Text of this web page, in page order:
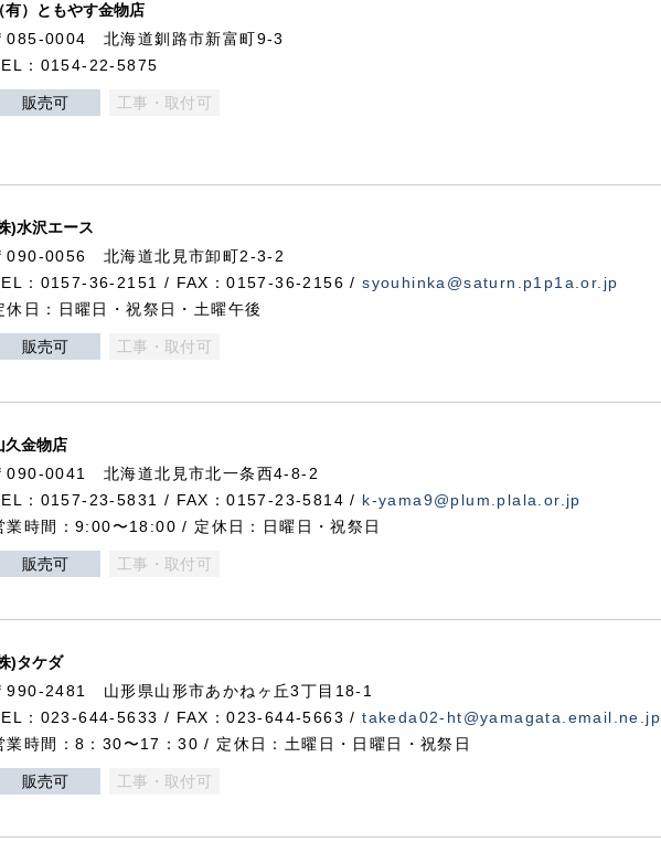
有）ともやす金物店
085-0004 北海道釧路市新富町9-3
：0154-22-5875
販売可 工事・取付可
)水沢エース
090-0056 北海道北見市卸町2-3-2
：0157-36-2151 / FAX：0157-36-2156 /syouhinka@saturn.p1p1a.or.jp
休日：日曜日・祝祭日・土曜午後
販売可 工事・取付可
久金物店
090-0041 北海道北見市北一条西4-8-2
：0157-23-5831 / FAX：0157-23-5814 / k-yama9@plum.plala.or.jp
業時間：9:00〜18:00 / 定休日：日曜日・祝祭日
販売可 工事・取付可
)タケダ
990-2481 山形県山形市あかねヶ丘3丁目18-1
：023-644-5633 / FAX：023-644-5663 /takeda02-ht@yamagata.email.ne.jp
業時間：8：30〜17：30 / 定休日：土曜日・日曜日・祝祭日
販売可 工事・取付可